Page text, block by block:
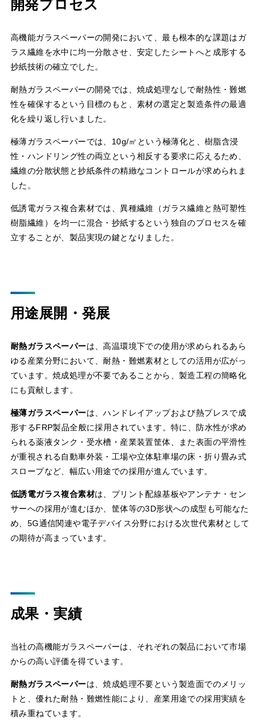
開発プロセス
高機能ガラスペーパーの開発において、最も根本的な課題はガ
ラス繊維を水中に均一分散させ、安定したシートへと成形する
抄紙技術の確立でした。
耐熱ガラスペーパーの開発では、焼成処理なしで耐熱性・難燃
性を確保するという目標のもと、素材の選定と製造条件の最適
化を繰り返し行いました。
極薄ガラスペーパーでは、10g/㎡という極薄化と、樹脂含浸
性・ハンドリング性の両立という相反する要求に応えるため、
繊維の分散状態と抄紙条件の精緻なコントロールが求められま
した。
低誘電ガラス複合素材では、異種繊維（ガラス繊維と熱可塑性
樹脂繊維）を均一に混合・抄紙するという独自のプロセスを確
立することが、製品実現の鍵となりました。
用途展開・発展
耐熱ガラスペーパーは、高温環境下での使用が求められるあら
ゆる産業分野において、耐熱・難燃素材としての活用が広がっ
ています。焼成処理が不要であることから、製造工程の簡略化
にも貢献します。
極薄ガラスペーパーは、ハンドレイアップおよび熱プレスで成
形するFRP製品全般に採用されています。特に、防水性が求め
られる薬液タンク・受水槽・産業装置筐体、また表面の平滑性
が重視される自動車外装・工場や立体駐車場の床・折り畳み式
スロープなど、幅広い用途での採用が進んでいます。
低誘電ガラス複合素材は、プリント配線基板やアンテナ・セン
サーへの採用が進むほか、筐体等の3D形状への成型も可能なた
め、5G通信関連や電子デバイス分野における次世代素材として
の期待が高まっています。
成果・実績
当社の高機能ガラスペーパーは、それぞれの製品において市場
からの高い評価を得ています。
耐熱ガラスペーパーは、焼成処理不要という製造面でのメリッ
トと、優れた耐熱・難燃性能により、産業用途での採用実績を
積み重ねています。